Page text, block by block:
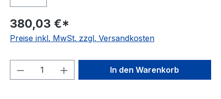
380,03 €*
Preise inkl. MwSt. zzgl. Versandkosten
Produkt Anzahl: Gib denIn den Warenkorb